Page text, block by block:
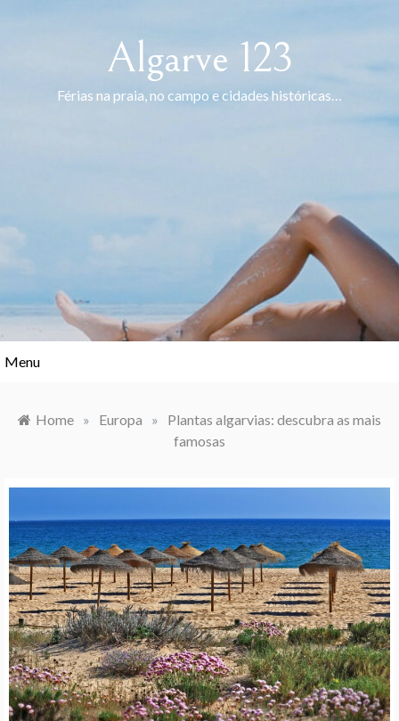
Algarve 123
Férias na praia, no campo e cidades históricas…
Menu
Home » Europa »
Plantas algarvias: descubra as mais
famosas